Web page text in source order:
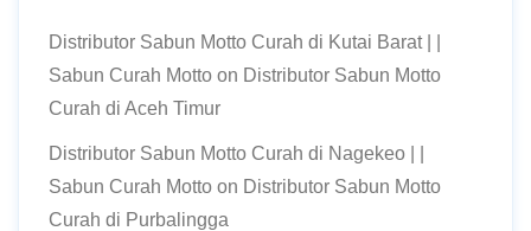
Distributor Sabun Motto Curah di Kutai Barat | |
Sabun Curah Motto on Distributor Sabun Motto
Curah di Aceh Timur
Distributor Sabun Motto Curah di Nagekeo | |
Sabun Curah Motto on Distributor Sabun Motto
Curah di Purbalingga